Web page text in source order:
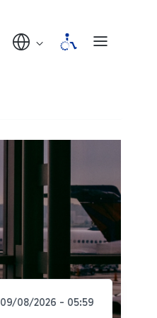
09/08/2026 - 05:59